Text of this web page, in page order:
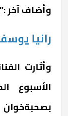
وأضاف آخر
رانيا
وأثارت
الأسبوع
بصحبةخوان